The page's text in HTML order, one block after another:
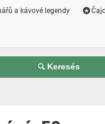
a kávové legendy
Keresés